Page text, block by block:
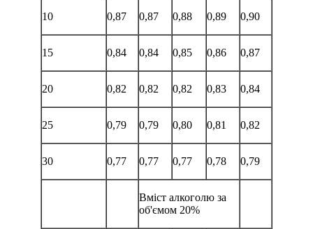
10 0,87 0,87 0,88 0,89 0,90
15 0,84 0,84 0,85 0,86 0,87
20 0,82 0,82 0,82 0,83 0,84
25 0,79 0,79 0,80 0,81 0,82
30 0,77 0,77 0,77 0,78 0,79
Вміст алкоголю за
об'ємом 20%